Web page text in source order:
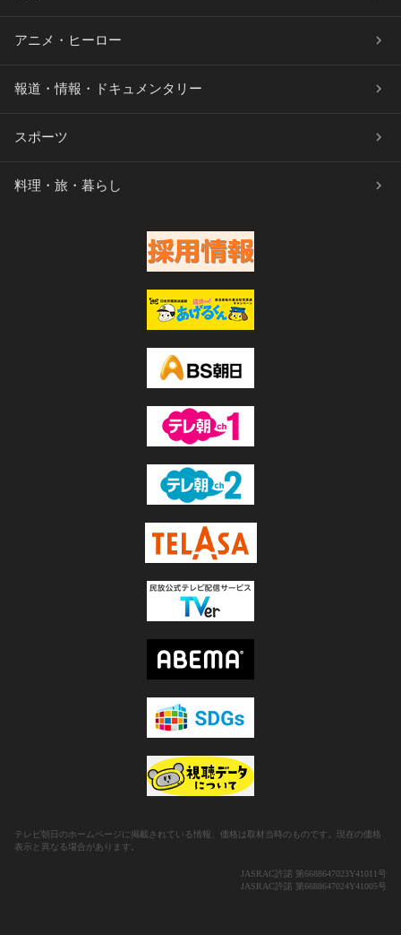
アニメ・ヒーロー
報道・情報・ドキュメンタリー
スポーツ
料理・旅・暮らし
テレビ朝日のホームページに掲載されている情報、価格は取材当時のものです。現在の価格
表示と異なる場合があります。
JASRAC許諾 第6688647023Y41011号
JASRAC許諾 第6688647024Y41005号